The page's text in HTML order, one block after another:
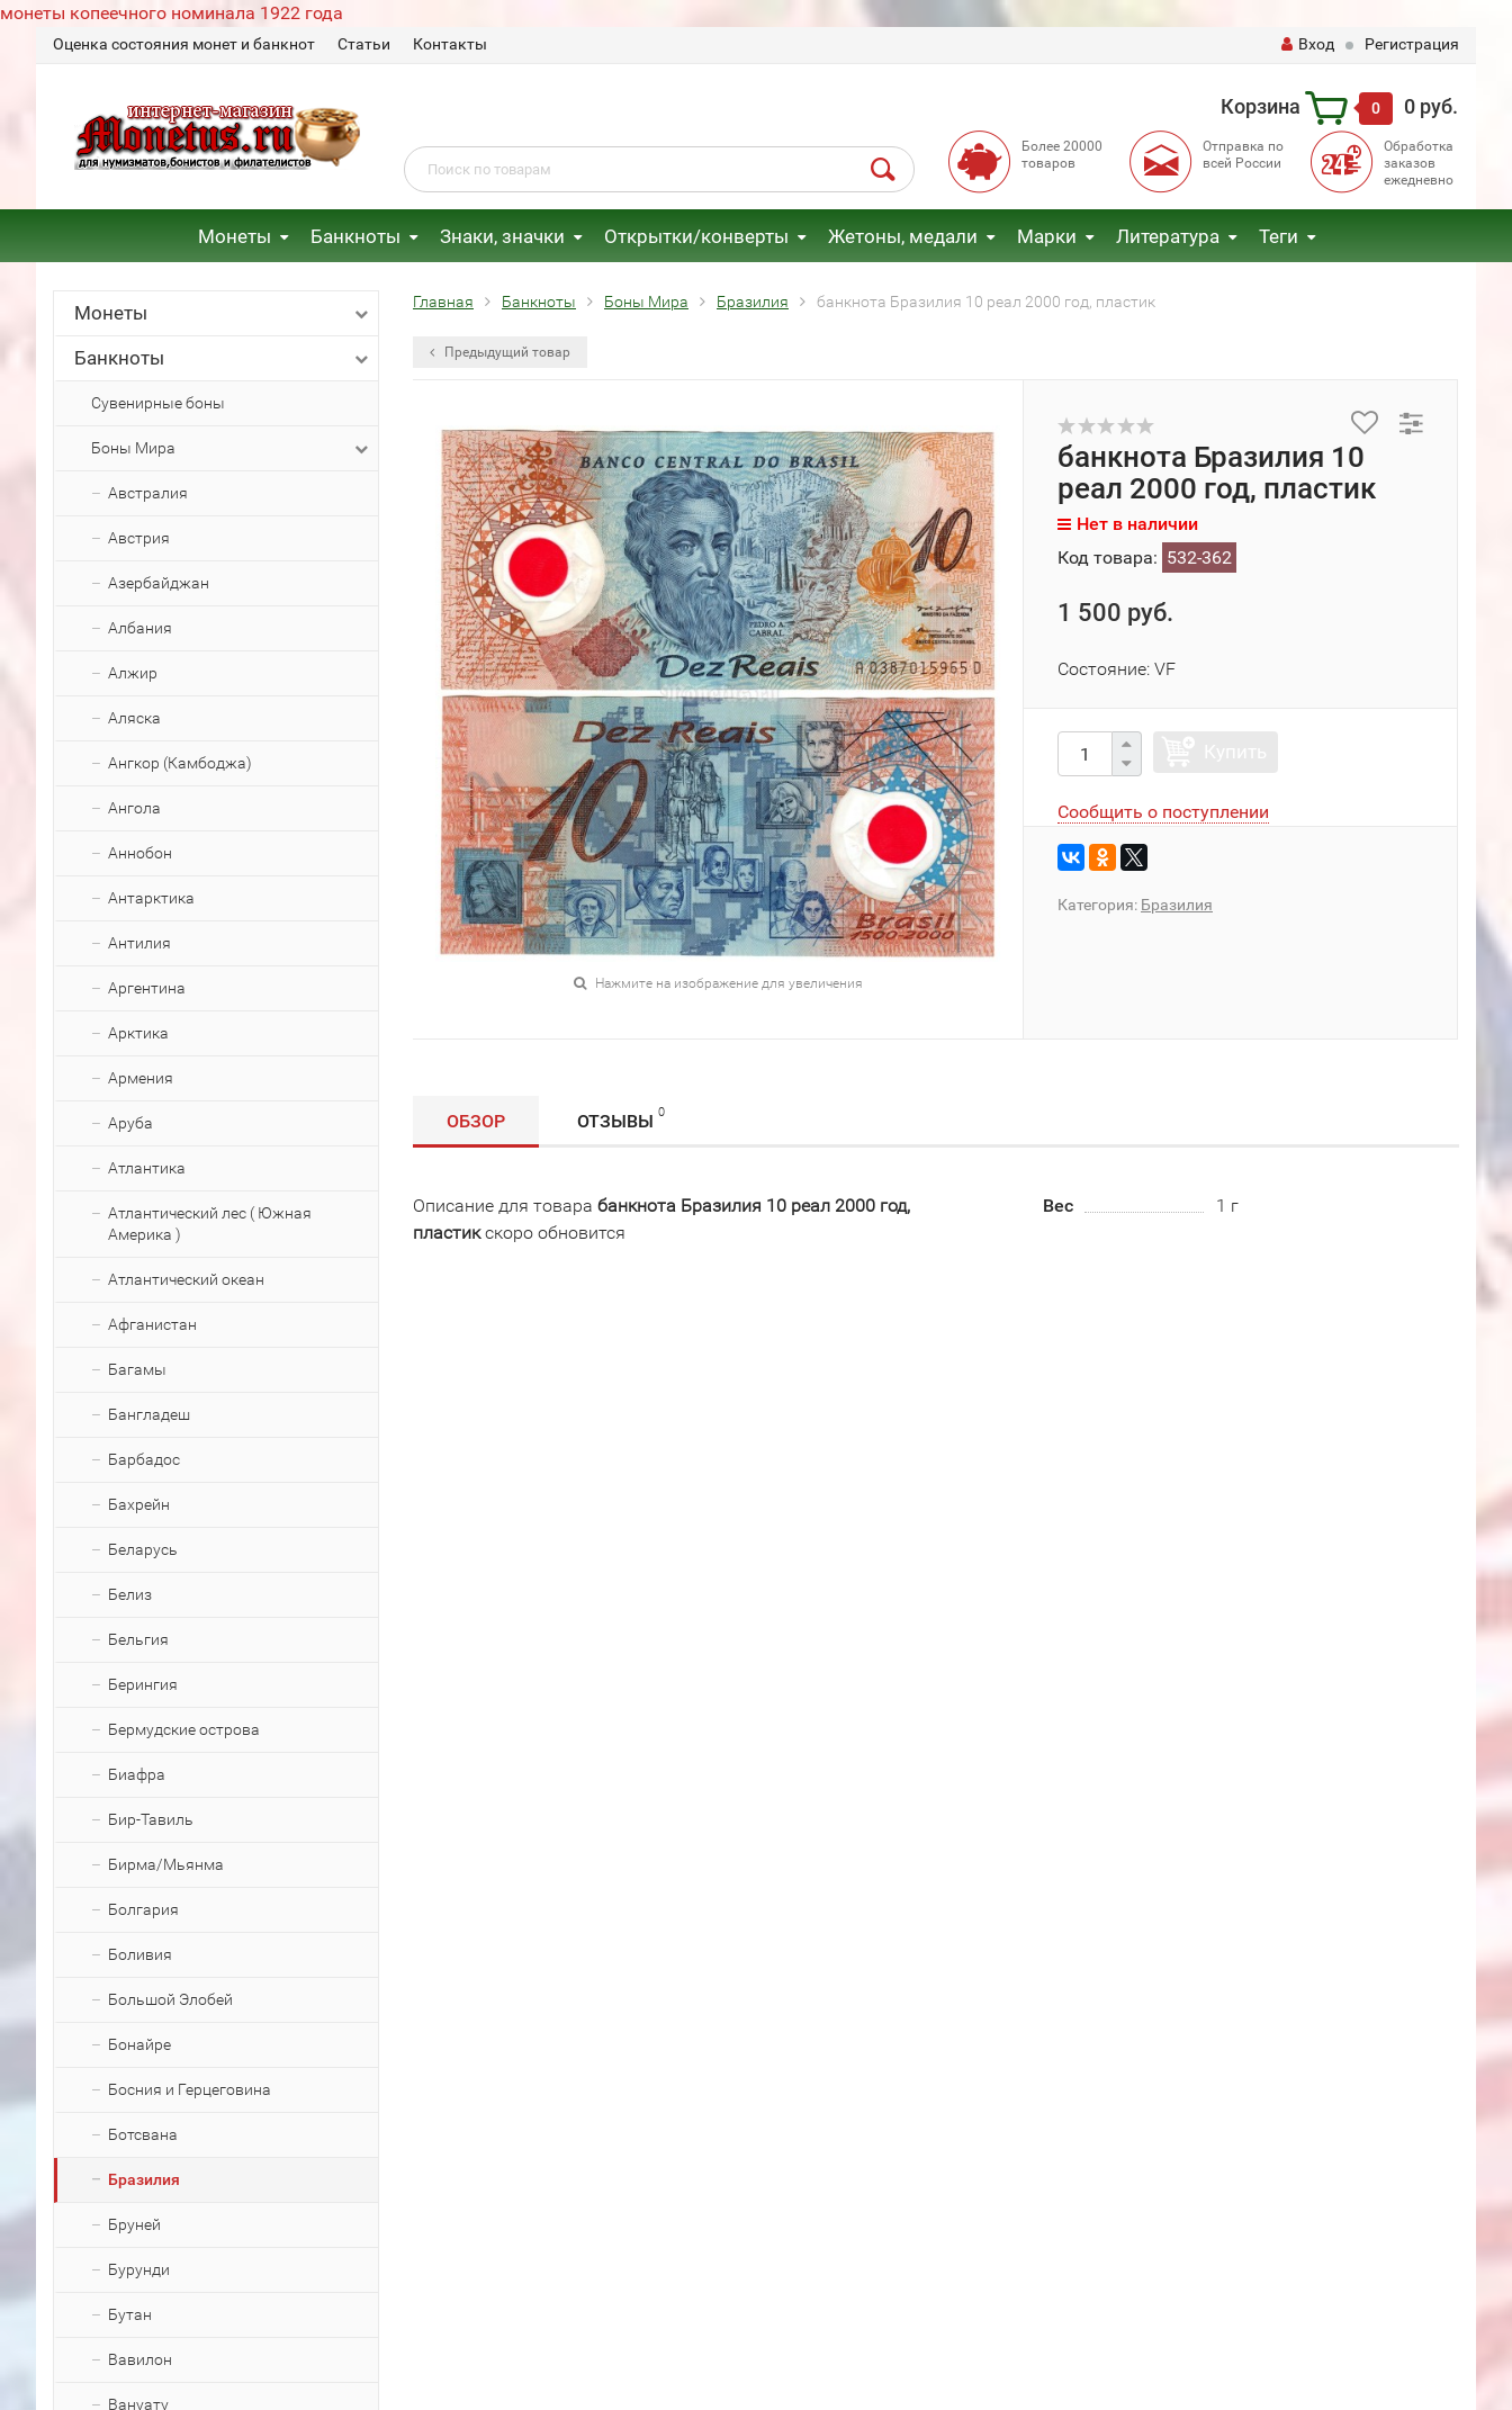
монеты копеечного номинала 1922 года
Оценка состояния монет и банкнот Статьи Контакты Вход Регистрация
Корзина 0 0 руб.
Более 20000
товаров
Отправка по
всей России
Обработка
заказов
ежедневно
Монеты Банкноты Знаки, значки Открытки/конверты Жетоны, медали Марки Литература Теги
Монеты
Банкноты
Сувенирные боны
Боны Мира
Австралия
Австрия
Азербайджан
Албания
Алжир
Аляска
Ангкор (Камбоджа)
Ангола
Аннобон
Антарктика
Антилия
Аргентина
Арктика
Армения
Аруба
Атлантика
Атлантический лес ( Южная
Америка )
Атлантический океан
Афганистан
Багамы
Бангладеш
Барбадос
Бахрейн
Беларусь
Белиз
Бельгия
Берингия
Бермудские острова
Биафра
Бир-Тавиль
Бирма/Мьянма
Болгария
Боливия
Большой Элобей
Бонайре
Босния и Герцеговина
Ботсвана
Бразилия
Бруней
Бурунди
Бутан
Вавилон
Вануату
Главная Банкноты Боны Мира Бразилия банкнота Бразилия 10 реал 2000 год, пластик
Предыдущий товар
Нажмите на изображение для увеличения
банкнота Бразилия 10
реал 2000 год, пластик
Нет в наличии
Код товара: 532-362
1 500 руб.
Состояние: VF
Сообщить о поступлении
Категория: Бразилия
ОБЗОР ОТЗЫВЫ 0
Описание для товара банкнота Бразилия 10 реал 2000 год,
пластикскоро обновится
Вес 1 г